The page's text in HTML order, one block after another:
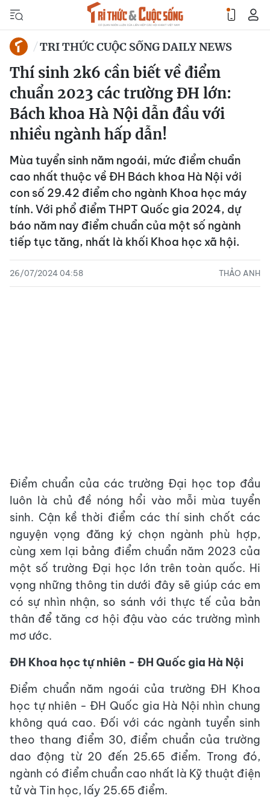
TRI THỨC CUỘC SỐNG DAILY NEWS
Thí sinh 2k6 cần biết về điểm
chuẩn 2023 các trường ĐH lớn:
Bách khoa Hà Nội dẫn đầu với
nhiều ngành hấp dẫn!
Mùa tuyển sinh năm ngoái, mức điểm chuẩn
cao nhất thuộc về ĐH Bách khoa Hà Nội với
con số 29.42 điểm cho ngành Khoa học máy
tính. Với phổ điểm THPT Quốc gia 2024, dự
báo năm nay điểm chuẩn của một số ngành
tiếp tục tăng, nhất là khối Khoa học xã hội.
26/07/2024 04:58 THẢO ANH
Điểm chuẩn của các trường Đại học top đầu
luôn là chủ đề nóng hổi vào mỗi mùa tuyển
sinh. Cận kề thời điểm các thí sinh chốt các
nguyện vọng đăng ký chọn ngành phù hợp,
cùng xem lại bảng điểm chuẩn năm 2023 của
một số trường Đại học lớn trên toàn quốc. Hi
vọng những thông tin dưới đây sẽ giúp các em
có sự nhìn nhận, so sánh với thực tế của bản
thân để tăng cơ hội đậu vào các trường mình
mơ ước.
ĐH Khoa học tự nhiên - ĐH Quốc gia Hà Nội
Điểm chuẩn năm ngoái của trường ĐH Khoa
học tự nhiên - ĐH Quốc gia Hà Nội nhìn chung
không quá cao. Đối với các ngành tuyển sinh
theo thang điểm 30, điểm chuẩn của trường
dao động từ 20 đến 25.65 điểm. Trong đó,
ngành có điểm chuẩn cao nhất là Kỹ thuật điện
tử và Tin học, lấy 25.65 điểm.